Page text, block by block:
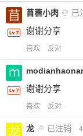
苜蓿小肉 @ 已
谢谢分享
喜欢 反对
谢谢分享
喜欢 反对
龙 @ 已注销